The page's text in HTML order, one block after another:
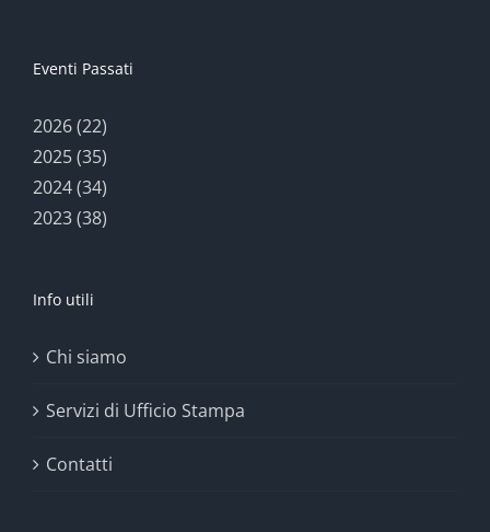
Eventi Passati
2026 (22)
2025 (35)
2024 (34)
2023 (38)
Info utili
Chi siamo
Servizi di Ufficio Stampa
Contatti